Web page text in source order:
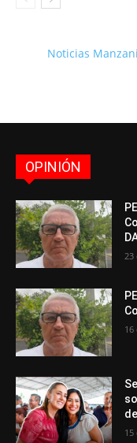
Noticias
OPINIÓN
23
16
15